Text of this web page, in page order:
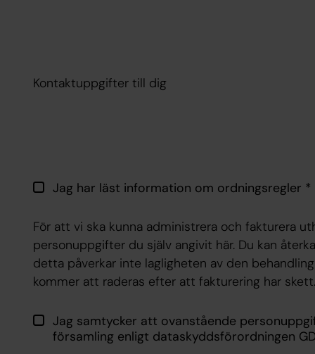
Kontaktuppgifter till dig
Jag har läst information om ordningsregler *
För att vi ska kunna administrera och fakturera
personuppgifter du själv angivit här. Du kan
detta påverkar inte lagligheten av den
kommer att raderas efter att fakturering har skett.
Jag samtycker att ovanstående
församling enligt dataskyddsförordningen